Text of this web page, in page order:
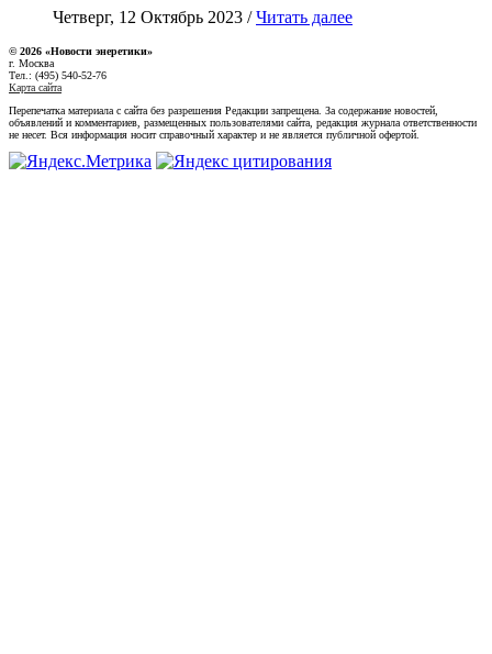
Четверг, 12 Октябрь 2023 /Читать далее
© 2026 «Новости энеретики»
г. Москва
Тел.: (495) 540-52-76
Карта сайта
Перепечатка материала с сайта без разрешения Редакции запрещена. За содержание новостей,
объявлений и комментариев, размещенных пользователями сайта, редакция журнала ответственности
не несет. Вся информация носит справочный характер и не является публичной офертой.